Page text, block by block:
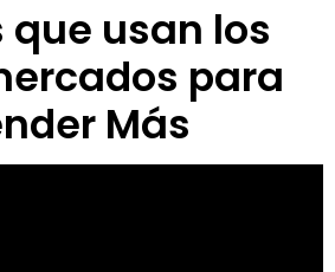
que usan los
para
Más